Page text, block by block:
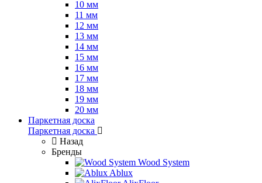
10 мм
11 мм
12 мм
13 мм
14 мм
15 мм
16 мм
17 мм
18 мм
19 мм
20 мм
Паркетная доска
Паркетная доска
Назад
Бренды
Wood System
Ablux